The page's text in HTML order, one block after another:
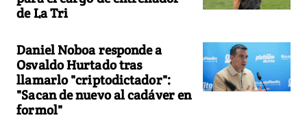
de La Tri
Daniel Noboa responde a
Osvaldo Hurtado tras
llamarlo "criptodictador":
"Sacan de nuevo al cadáver en
formol"